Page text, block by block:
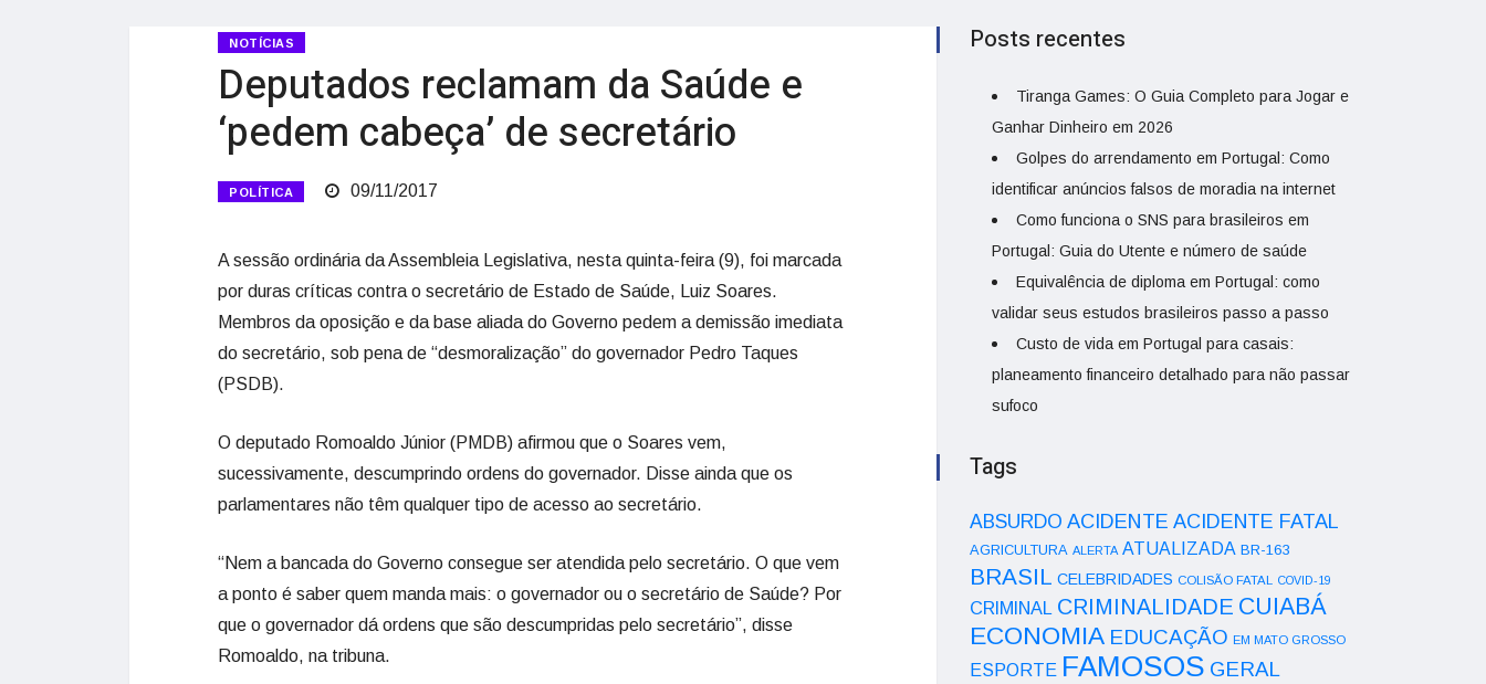
NOTÍCIAS
Deputados reclamam da Saúde e
‘pedem cabeça’ de secretário
POLÍTICA 09/11/2017
A sessão ordinária da Assembleia Legislativa, nesta quinta-feira (9), foi marcada
por duras críticas contra o secretário de Estado de Saúde, Luiz Soares.
Membros da oposição e da base aliada do Governo pedem a demissão imediata
do secretário, sob pena de “desmoralização” do governador Pedro Taques
(PSDB).
O deputado Romoaldo Júnior (PMDB) afirmou que o Soares vem,
sucessivamente, descumprindo ordens do governador. Disse ainda que os
parlamentares não têm qualquer tipo de acesso ao secretário.
“Nem a bancada do Governo consegue ser atendida pelo secretário. O que vem
a ponto é saber quem manda mais: o governador ou o secretário de Saúde? Por
que o governador dá ordens que são descumpridas pelo secretário”, disse
Romoaldo, na tribuna.
Posts recentes
Tiranga Games: O Guia Completo para Jogar e
Ganhar Dinheiro em 2026
Golpes do arrendamento em Portugal: Como
identificar anúncios falsos de moradia na internet
Como funciona o SNS para brasileiros em
Portugal: Guia do Utente e número de saúde
Equivalência de diploma em Portugal: como
validar seus estudos brasileiros passo a passo
Custo de vida em Portugal para casais:
planeamento financeiro detalhado para não passar
sufoco
Tags
ABSURDO ACIDENTE ACIDENTE FATAL
AGRICULTURA ALERTA ATUALIZADA BR-163
BRASIL CELEBRIDADES COLISÃO FATAL COVID-19
CRIMINAL CRIMINALIDADE CUIABÁ
ECONOMIA EDUCAÇÃO EM MATO GROSSO
ESPORTE FAMOSOS GERAL